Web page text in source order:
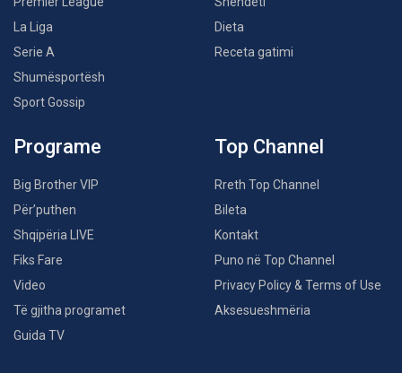
La Liga
Serie A
Shumësportësh
Sport Gossip
Dieta
Receta gatimi
Programe
Big Brother VIP
Për’puthen
Shqipëria LIVE
Fiks Fare
Video
Të gjitha programet
Guida TV
Top Channel
Rreth Top Channel
Bileta
Kontakt
Puno në Top Channel
Privacy Policy & Terms of Use
Aksesueshmëria